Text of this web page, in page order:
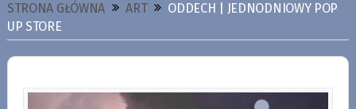
STRONA GŁÓWNA ART
ODDECH | JEDNODNIOWY POP
UP STORE